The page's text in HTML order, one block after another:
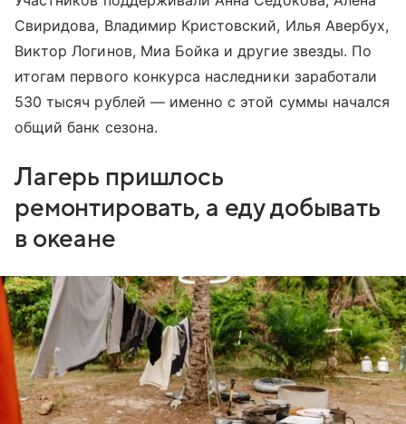
Свиридова, Владимир Кристовский, Илья Авербух,
Виктор Логинов, Миа Бойка и другие звезды. По
итогам первого конкурса наследники заработали
530 тысяч рублей — именно с этой суммы начался
общий банк сезона.
Лагерь пришлось
ремонтировать, а еду добывать
в океане